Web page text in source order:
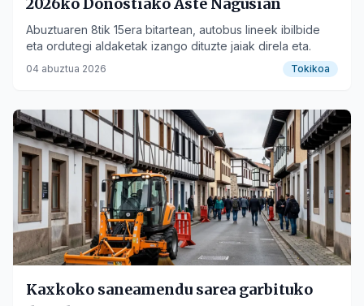
Abuztuaren 8tik 15era bitartean, autobus lineek ibilbide
eta ordutegi aldaketak izango dituzte jaiak direla eta.
04 abuztua 2026 Tokikoa
Kaxkoko saneamendu sarea garbituko